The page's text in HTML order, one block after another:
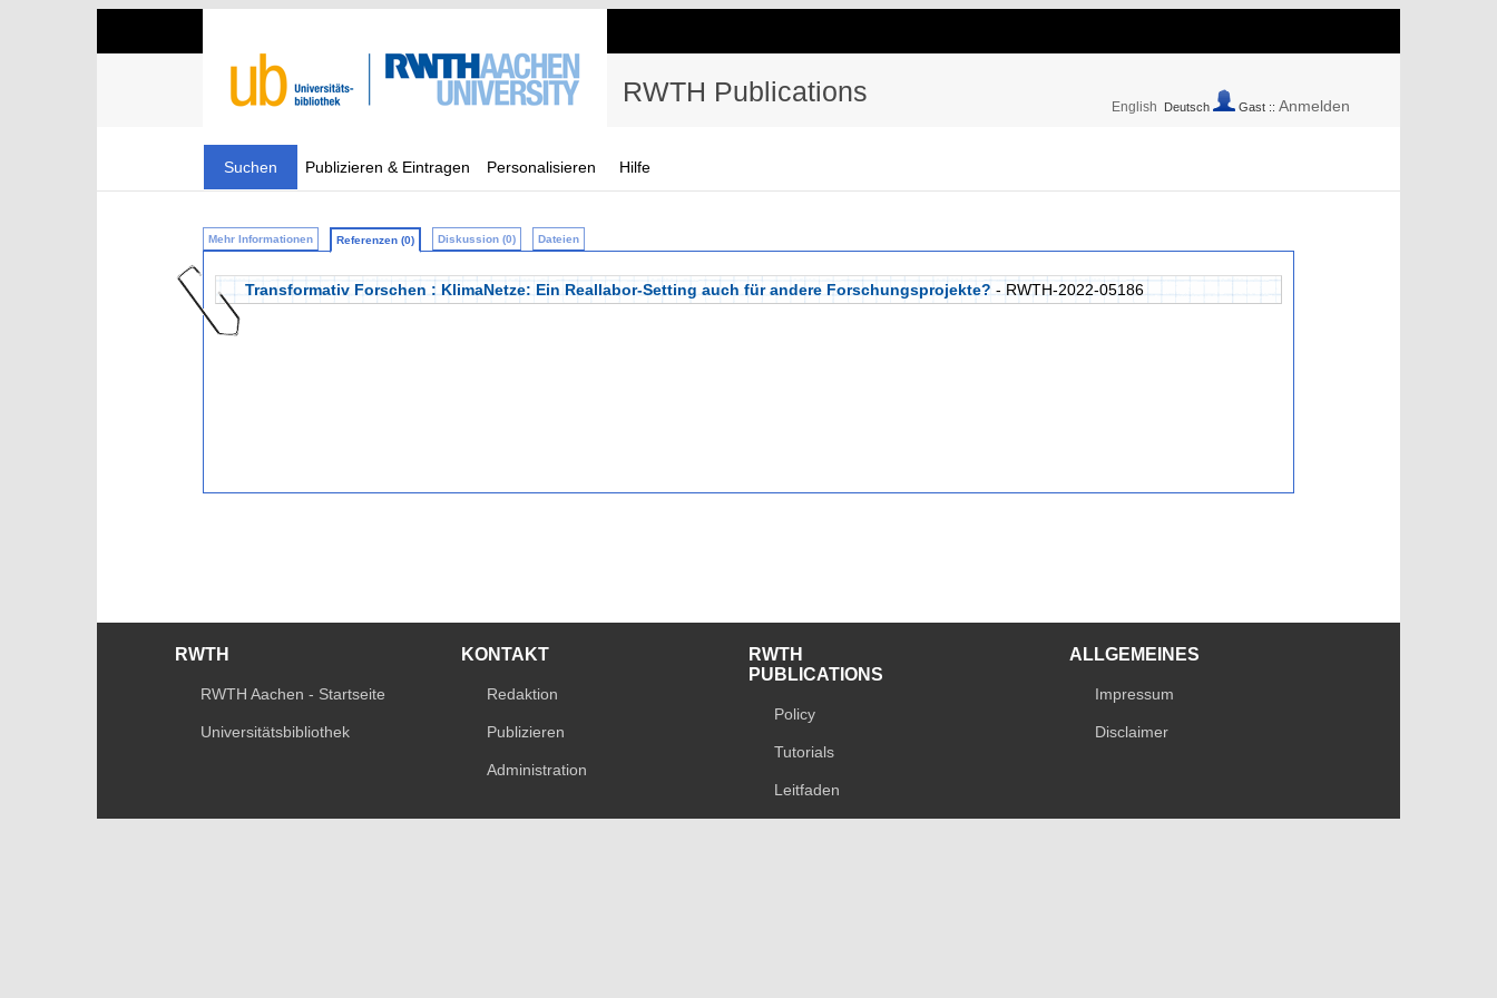
RWTH Publications English Deutsch Gast :: Anmelden
Suchen Publizieren & Eintragen Personalisieren Hilfe
Mehr Informationen Referenzen (0) Diskussion (0) Dateien
Transformativ Forschen : KlimaNetze: Ein Reallabor-Setting auch für andere Forschungsprojekte? - RWTH-2022-05186
RWTH
RWTH Aachen - Startseite
Universitätsbibliothek
KONTAKT
Redaktion
Publizieren
Administration
RWTH
PUBLICATIONS
Policy
Tutorials
Leitfaden
ALLGEMEINES
Impressum
Disclaimer